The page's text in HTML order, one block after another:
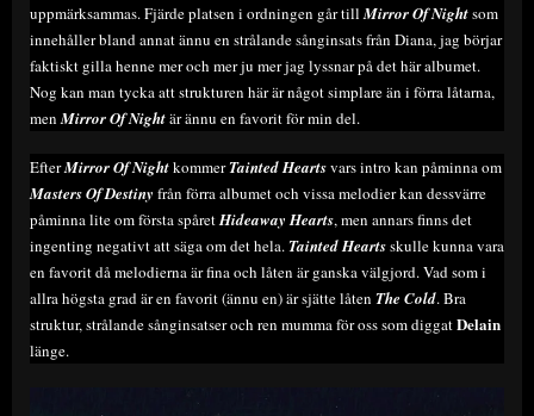
uppmärksammas. Fjärde platsen i ordningen går tillMirror Of Nightsom
innehåller bland annat ännu en strålande sånginsats från Diana, jag börjar
faktiskt gilla henne mer och mer ju mer jag lyssnar på det här albumet.
Nog kan man tycka att strukturen här är något simplare än i förra låtarna,
menMirror Of Nightär ännu en favorit för min del.
EfterMirror Of NightkommerTainted Heartsvars intro kan påminna om
Masters Of Destiny från förra albumet och vissa melodier kan dessvärre
påminna lite om första spåretHideaway Hearts, men annars finns det
ingenting negativt att säga om det hela.Tainted Heartsskulle kunna vara
en favorit då melodierna är fina och låten är ganska välgjord. Vad som i
allra högsta grad är en favorit (ännu en) är sjätte låten The Cold. Bra
struktur, strålande sånginsatser och ren mumma för oss som diggatDelain
länge.